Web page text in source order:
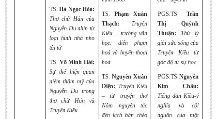
TS. Hà Ngọc Hòa:
Thơ chữ Hán của
Nguyễn Du nhìn từ
loại hình nhà nho
tài tử
TS. Võ Minh Hải:
Sự thể hiện quan
niệm thẩm mỹ của
Nguyễn Du trong
thơ chữ Hán và
Truyện Kiều
TS. Phạm Xuân
Thạch: Truyện
Kiều – trường văn
học: điển phạm
hoá và huyền thoại
hoá
TS. Nguyễn Xuân
Diện: Truyện Kiều
– từ truyện thơ
Nôm nguyên tác
đến kịch bản chèo
PGS.TS Trần
Thị Quỳnh
Thuận:Thử lý
giải sức sống của
Truyện Kiều từ
góc độ tự sự học
PGS.TS Nguyễn
Kim Châu:
Tiếng đàn Kiều-ý
nghĩa và cội
nguồn của một